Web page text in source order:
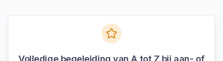
Volledige begeleiding van A tot Z bij aan- of